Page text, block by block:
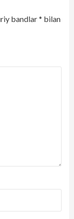
bandlar* bilan